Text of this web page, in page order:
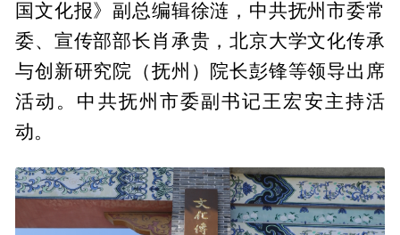
国文化报》副总编辑徐涟，中共抚州市委常
委、宣传部部长肖承贵，北京大学文化传承
与创新研究院（抚州）院长彭锋等领导出席
活动。中共抚州市委副书记王宏安主持活
动。